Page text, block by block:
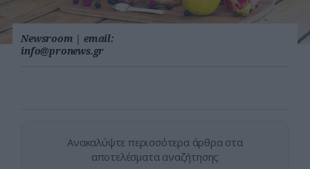
Newsroom | email:
info@pronews.gr
Ανακαλύψτε περισσότερα άρθρα στα
αποτελέσματα αναζήτησης